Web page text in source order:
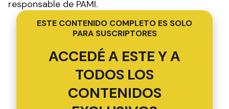
responsable de PAMI.
ESTE CONTENIDO COMPLETO ES SOLO
PARA SUSCRIPTORES
ACCEDÉ A ESTE Y A
TODOS LOS
CONTENIDOS